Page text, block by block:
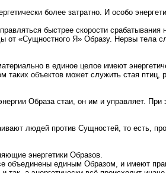
более затратно. И особо
быстрее скорости
от «Сущностного Я» Образу. Нервы
в единое целое имеют
объектов может служить стая птиц,
Образа стаи, он им и управляет.
людей против Сущностей, то есть,
энергетики Образов.
объединены единым Образом, и имеют